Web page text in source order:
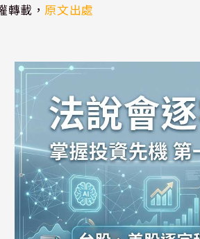
轉載，原文出處